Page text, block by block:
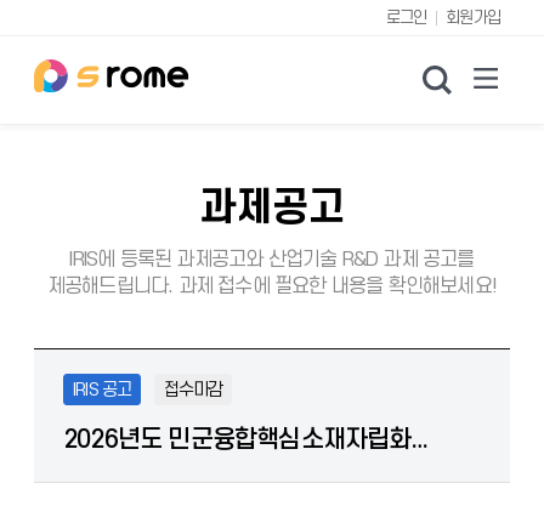
로그인 회원가입
검색
과제공고
IRIS에 등록된 과제공고와 산업기술 R&D 과제 공고를
제공해드립니다. 과제 접수에 필요한 내용을 확인해보세요!
IRIS 공고 접수마감
2026년도 민군융합핵심소재자립화기술개발사업 신규지원 대상과제 공고